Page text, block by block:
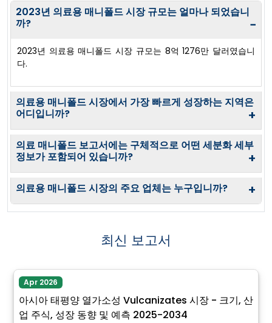
2023년 의료용 매니폴드 시장 규모는 얼마나 되었습니
까?
−
2023년 의료용 매니폴드 시장 규모는 8억 1276만 달러였습니
다.
의료용 매니폴드 시장에서 가장 빠르게 성장하는 지역은
어디입니까?
+
의료 매니폴드 보고서에는 구체적으로 어떤 세분화 세부
정보가 포함되어 있습니까?
+
의료용 매니폴드 시장의 주요 업체는 누구입니까? +
최신 보고서
Apr 2026
아시아 태평양 열가소성 Vulcanizates 시장 - 크기, 산
업 주식, 성장 동향 및 예측 2025-2034